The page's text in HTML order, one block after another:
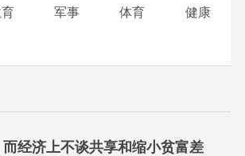
军事 体育 健康
经济上不谈共享和缩小贫富差